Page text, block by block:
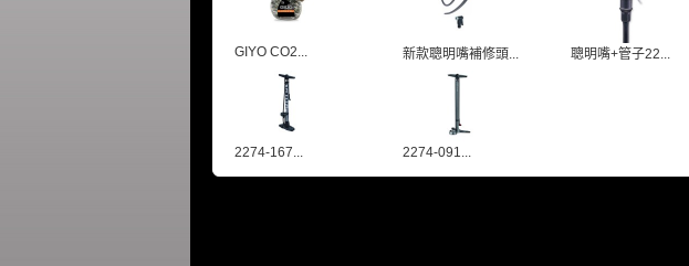
GIYO CO2... 新款聰明嘴補修頭... 聰明嘴+管子22...
2274-167... 2274-091...